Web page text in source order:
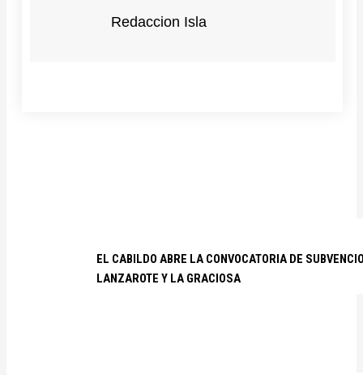
Redaccion Isla
EL CABILDO ABRE LA CONVOCATORIA DE
LANZAROTE Y LA GRACIOSA